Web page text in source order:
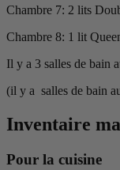
Chambre 7: 2 lits
Chambre 8: 1 lit
Il y a 3 salles de bain
(il y a salles de bain
Inventaire
Pour la cuisine